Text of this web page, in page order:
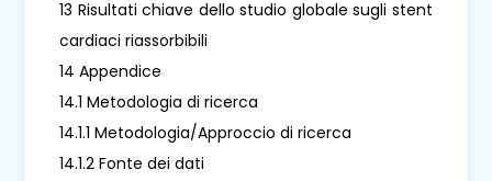
13 Risultati chiave dello studio globale sugli stent
cardiaci riassorbibili
14 Appendice
14.1 Metodologia di ricerca
14.1.1 Metodologia/Approccio di ricerca
14.1.2 Fonte dei dati